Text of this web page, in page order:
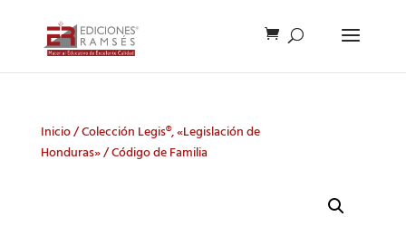
Inicio/Colección Legis®, «Legislación de
Honduras»/ Código de Familia